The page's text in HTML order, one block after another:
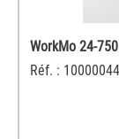
Réf. :